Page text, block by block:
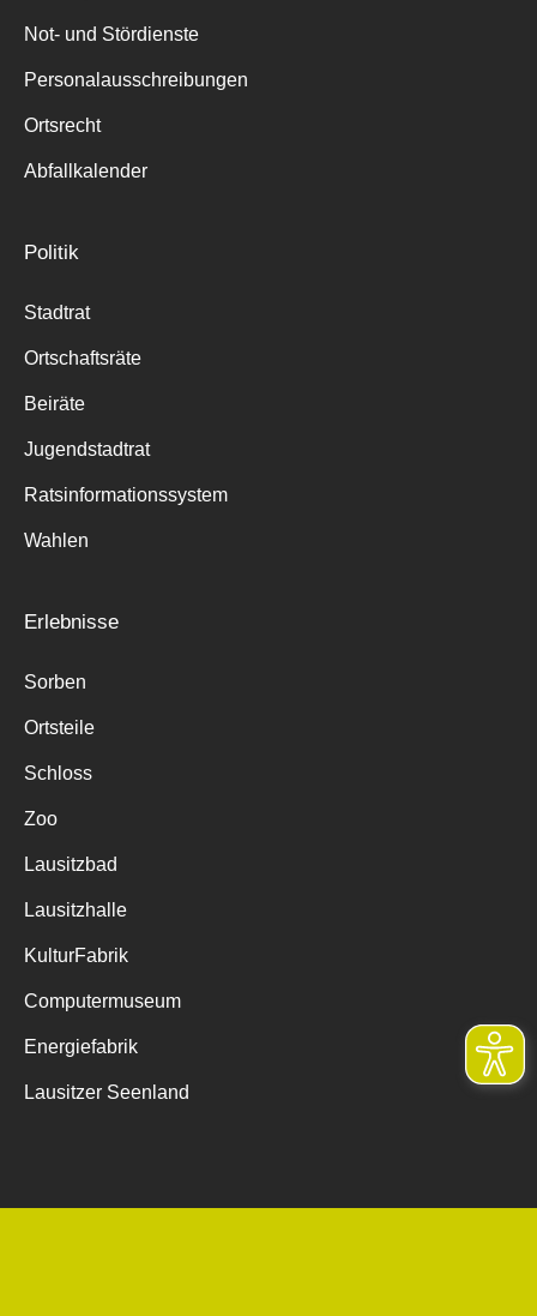
Not- und Stördienste
Personalausschreibungen
Ortsrecht
Abfallkalender
Politik
Stadtrat
Ortschaftsräte
Beiräte
Jugendstadtrat
Ratsinformationssystem
Wahlen
Erlebnisse
Sorben
Ortsteile
Schloss
Zoo
Lausitzbad
Lausitzhalle
KulturFabrik
Computermuseum
Energiefabrik
Lausitzer Seenland